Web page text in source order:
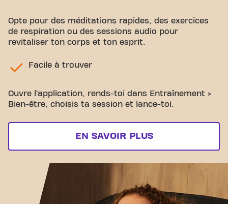
Opte pour des méditations rapides, des exercices
de respiration ou des sessions audio pour
revitaliser ton corps et ton esprit.
Facile à trouver
Ouvre l’application, rends-toi dans Entraînement >
Bien-être, choisis ta session et lance-toi.
EN SAVOIR PLUS